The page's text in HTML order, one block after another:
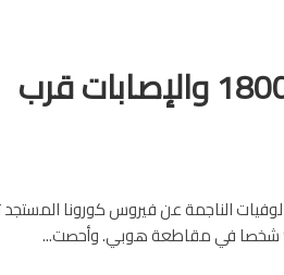
وفيات كورونا تتخطى 1800 والإصابات قرب
الناجمة عن فيروس كورونا